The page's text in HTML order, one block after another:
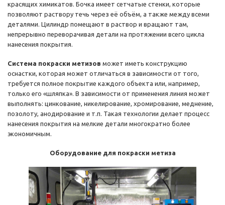
красящих химикатов. Бочка имеет сетчатые стенки, которые
позволяют раствору течь через её объём, а также между всеми
деталями. Цилиндр помещают в раствор и вращают там,
непрерывно переворачивая детали на протяжении всего цикла
нанесения покрытия.
Система покраски метизов может иметь конструкцию
оснастки, которая может отличаться в зависимости от того,
требуется полное покрытие каждого объекта или, например,
только его «шляпка». В зависимости от применения линия может
выполнять: цинкование, никелирование, хромирование, меднение,
позолоту, анодирование и т.п. Такая технологии делает процесс
нанесения покрытия на мелкие детали многократно более
экономичным.
Оборудование для покраски метиза